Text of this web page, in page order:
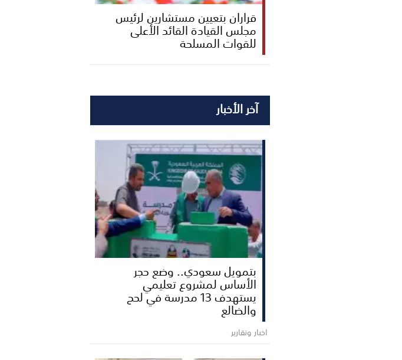
قراران بتعيين مستشارين لرئيس
مجلس القيادة القائد الأعلى
للقوات المسلحة
آخر الأخبار
بتمويل سعودي.. وضع حجر
الأساس لمشروع تعليمي
يستهدف 13 مدرسة في لحج
والضالع
اخبار وتقارير